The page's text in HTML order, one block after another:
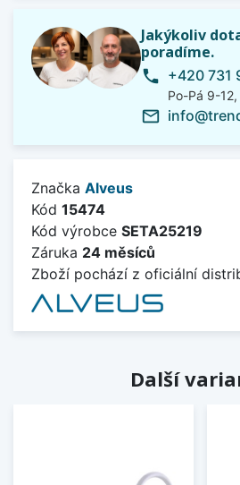
Jakýkoliv
poradíme.
phone +420 731
Po-Pá 9-
mail_outline
Značka Alveus
Kód 15474
Kód výrobce SETA25219
Záruka 24 měsíců
Zboží pochází z oficiální
Další